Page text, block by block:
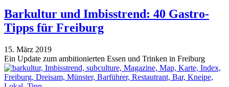
Barkultur und Imbisstrend: 40 Gastro-
Tipps für Freiburg
15. März 2019
Ein Update zum ambitionierten Essen und Trinken in Freiburg